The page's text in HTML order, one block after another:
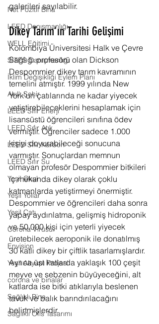
Net Pozitif Bina
LEED Danışmanlığı
WELL Eğitimi
SITES Danışmanlığı
İklim Değişikliği Eylem Planı
Akıllı Şehir
LEED Sıfır Enerji
LEED Sıfır Atık
LEED Sıfır Karbon
LEED Sıfır Su
Yeşil Okul
Yeşil Yollar
Yeşil Çatı
Corona Virüsü
Envision
Yeşil Altyapı Projesi
corona ve binalar
Sağlıklı Bina
Sağlıklı Ofis Tasarımı
galerileri sayılabilir.
Dikey Tarım’ın Tarihi Gelişimi
Kolombiya Üniversitesi Halk ve Çevre
Sağlığı profesörü olan Dickson
Despommier dikey tarım kavramının
temelini atmıştır. 1999 yılında New
York'un çatılarında ne kadar yiyecek
yetiştirebileceklerini hesaplamak için
lisansüstü öğrencileri sınıfına ödev
vermiştir. Öğrenciler sadece 1.000
kişiyi doyurabileceği sonucuna
varmıştır. Sonuçlardan memnun
olmayan profesör Despommier bitkileri
iç mekanda dikey olarak çoklu
katmanlarda yetiştirmeyi önermiştir.
Despommier ve öğrencileri daha sonra
yapay aydınlatma, gelişmiş hidroponik
ve 50.000 kişi için yeterli yiyecek
üretebilecek aeroponik ile donatılmış
30 katlı dikey bir çiftlik tasarlamışlardır.
Ayrıca üst katlarda yaklaşık 100 çeşit
meyve ve sebzenin büyüyeceğini, alt
katlarda ise bitki atıklarıyla beslenen
tavuk ve balık barındırılacağını
belirtmişlerdir.